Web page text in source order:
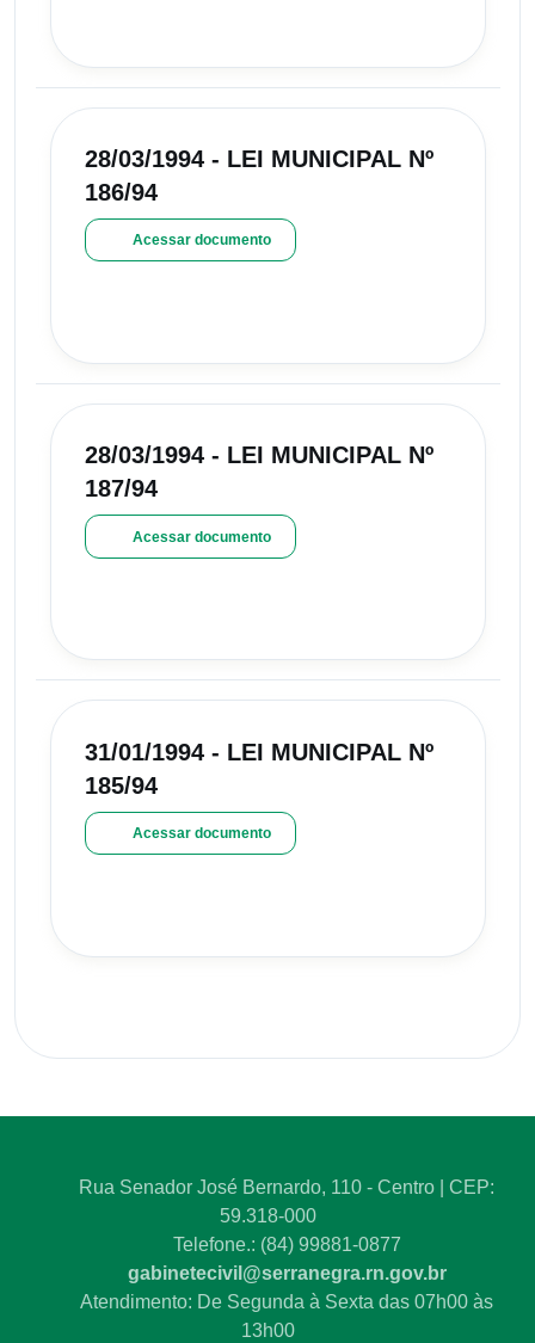
28/03/1994 - LEI MUNICIPAL Nº
186/94
Acessar documento
28/03/1994 - LEI MUNICIPAL Nº
187/94
Acessar documento
31/01/1994 - LEI MUNICIPAL Nº
185/94
Acessar documento
Rua Senador José Bernardo, 110 - Centro | CEP:
59.318-000
Telefone.: (84) 99881-0877
gabinetecivil@serranegra.rn.gov.br
Atendimento: De Segunda à Sexta das 07h00 às
13h00